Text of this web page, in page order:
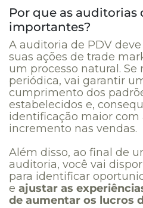
Por que as auditorias
importantes?
A auditoria de PDV
suas ações de trade
um processo natural. Se
periódica, vai garantir
cumprimento dos
estabelecidos e,
identificação maior com
incremento nas vendas.
Além disso, ao final de
auditoria, você vai
para identificar
e ajustar as
de aumentar os lucros